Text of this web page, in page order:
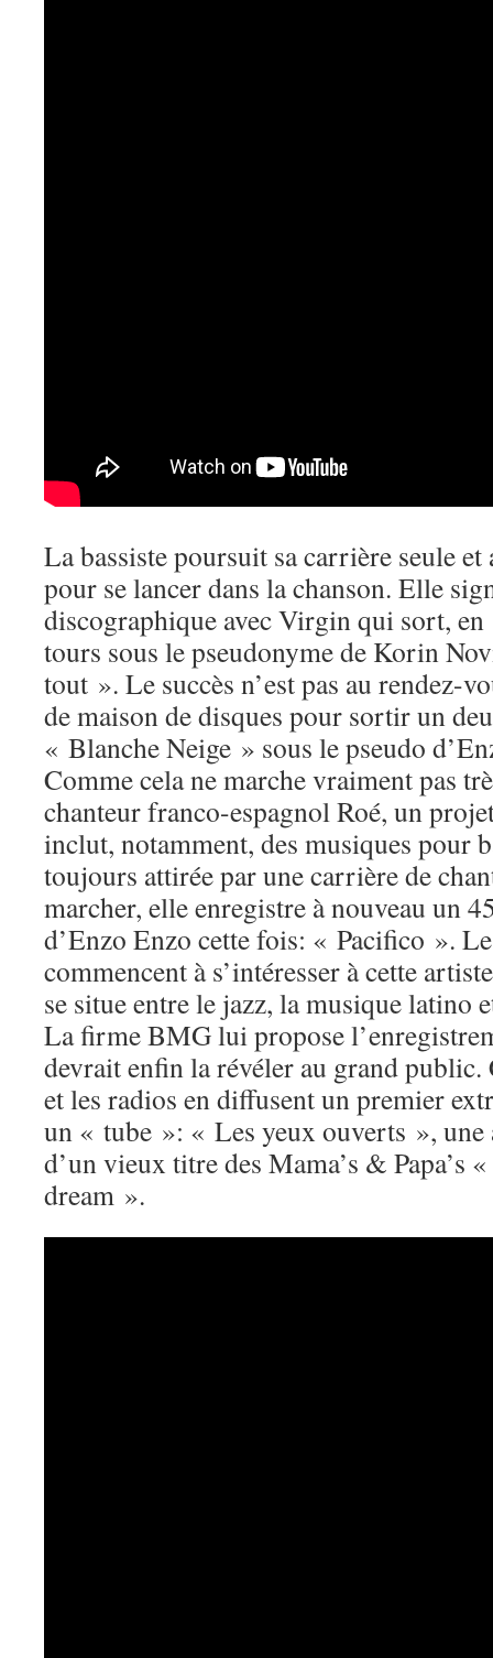
La bassiste poursuit sa carrière seule
pour se lancer dans la chanson. Elle
discographique avec Virgin qui sort,
tours sous le pseudonyme de Korin
tout ». Le succès n’est pas au rendez-
de maison de disques pour sortir un
« Blanche Neige » sous le pseudo
Comme cela ne marche vraiment pas
chanteur franco-espagnol Roé, un
inclut, notamment, des musiques pour
toujours attirée par une carrière de
marcher, elle enregistre à nouveau un
d’Enzo Enzo cette fois: « Pacifico ».
commencent à s’intéresser à cette
se situe entre le jazz, la musique latino
La firme BMG lui propose
devrait enfin la révéler au grand
et les radios en diffusent un premier
un « tube »: « Les yeux ouverts », une
d’un vieux titre des Mama’s & Papa’s
dream ».